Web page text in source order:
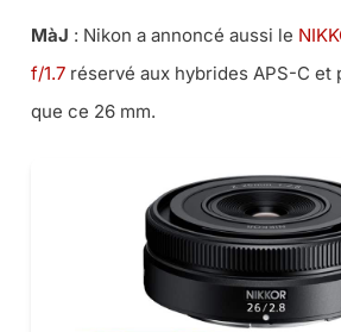
MàJ : Nikon a annoncé aussi le
f/1.7 réservé aux hybrides APS-C et
que ce 26 mm.